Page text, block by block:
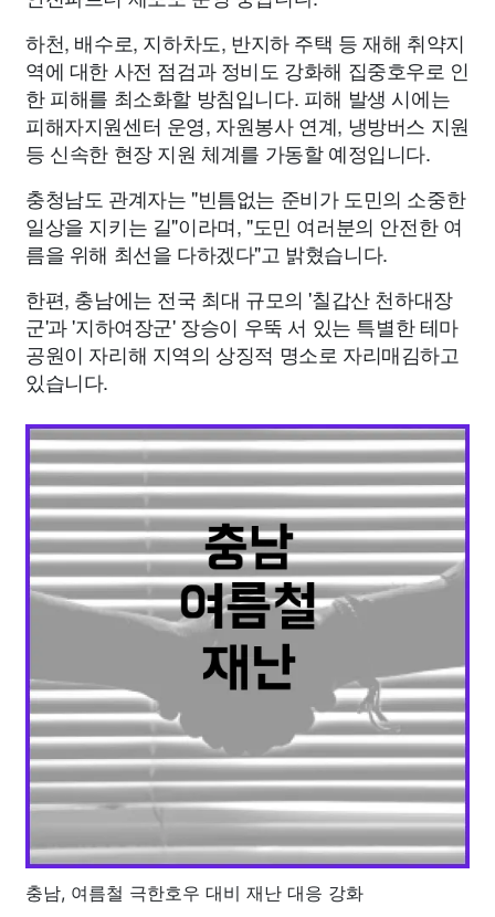
하천, 배수로, 지하차도, 반지하 주택 등 재해 취약지
역에 대한 사전 점검과 정비도 강화해 집중호우로 인
한 피해를 최소화할 방침입니다. 피해 발생 시에는
피해자지원센터 운영, 자원봉사 연계, 냉방버스 지원
등 신속한 현장 지원 체계를 가동할 예정입니다.
충청남도 관계자는 "빈틈없는 준비가 도민의 소중한
일상을 지키는 길"이라며, "도민 여러분의 안전한 여
름을 위해 최선을 다하겠다"고 밝혔습니다.
한편, 충남에는 전국 최대 규모의 '칠갑산 천하대장
군'과 '지하여장군' 장승이 우뚝 서 있는 특별한 테마
공원이 자리해 지역의 상징적 명소로 자리매김하고
있습니다.
충남, 여름철 극한호우 대비 재난 대응 강화